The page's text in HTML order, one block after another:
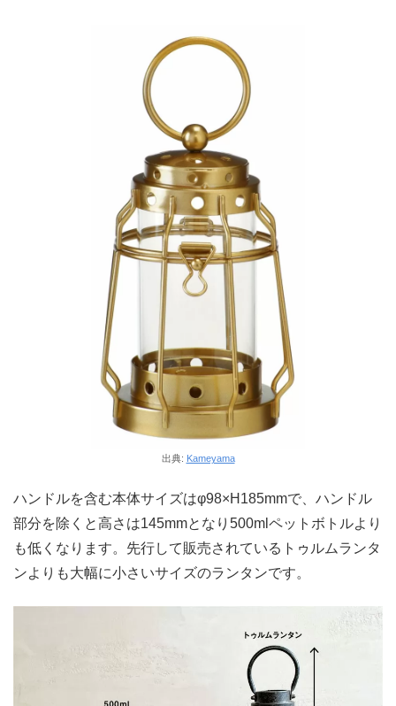
出典: Kameyama
ハンドルを含む本体サイズはφ98×H185mmで、ハンドル
部分を除くと高さは145mmとなり500mlペットボトルより
も低くなります。先行して販売されているトゥルムランタ
ンよりも大幅に小さいサイズのランタンです。